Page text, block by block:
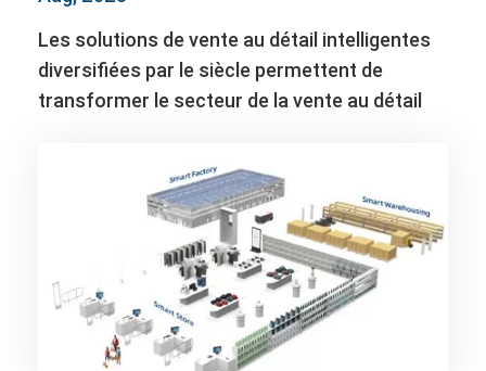
Les solutions de vente au détail intelligentes
diversifiées par le siècle permettent de
transformer le secteur de la vente au détail